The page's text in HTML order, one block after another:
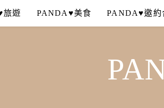
旅遊 PANDA♥美食 PANDA♥邀約